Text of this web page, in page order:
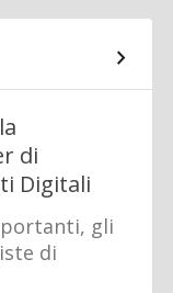
di
Digitali
gli
di